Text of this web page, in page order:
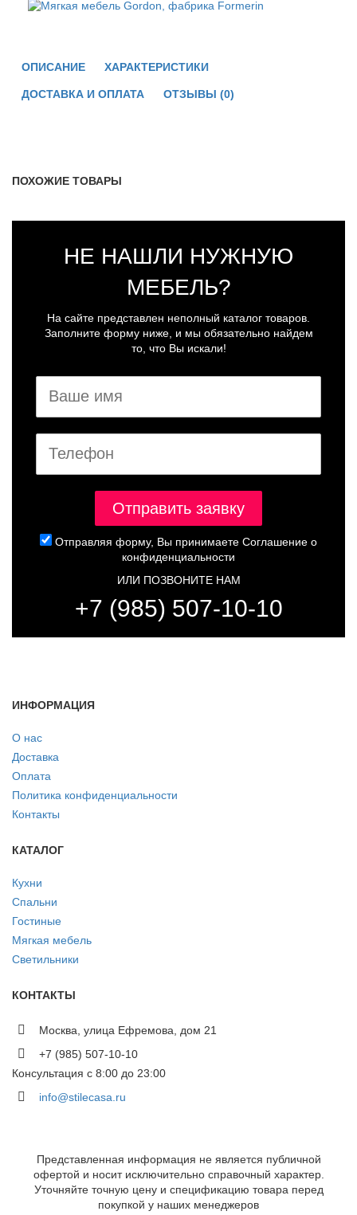
ОПИСАНИЕ ХАРАКТЕРИСТИКИ
ДОСТАВКА И ОПЛАТА ОТЗЫВЫ (0)
ПОХОЖИЕ ТОВАРЫ
НЕ НАШЛИ НУЖНУЮ
МЕБЕЛЬ?
На сайте представлен неполный каталог товаров.
Заполните форму ниже, и мы обязательно найдем
то, что Вы искали!
Отправляя форму, Вы принимаете Соглашение о
конфиденциальности
ИЛИ ПОЗВОНИТЕ НАМ
+7 (985) 507-10-10
ИНФОРМАЦИЯ
О нас
Доставка
Оплата
Политика конфиденциальности
Контакты
КАТАЛОГ
Кухни
Спальни
Гостиные
Мягкая мебель
Светильники
КОНТАКТЫ
Москва, улица Ефремова, дом 21
+7 (985) 507-10-10
Консультация с 8:00 до 23:00
info@stilecasa.ru
Представленная информация не является публичной
офертой и носит исключительно справочный характер.
Уточняйте точную цену и спецификацию товара перед
покупкой у наших менеджеров